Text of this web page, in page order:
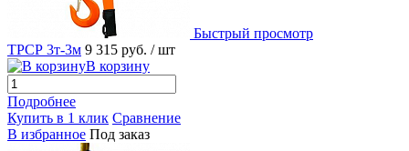
Быстрый просмотр
ТРСР 3т-3м 9 315 руб. / шт
В корзину
Подробнее
Купить в 1 клик Сравнение
В избранное Под заказ